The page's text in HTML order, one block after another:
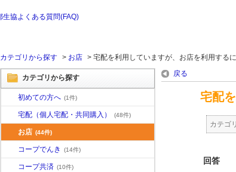
カテゴリから探す > お店 > 宅配を利用していますが、お店を利用する
カテゴリから探す
初めての方へ (1件)
宅配（個人宅配・共同購入） (48件)
お店 (44件)
コープでんき (14件)
コープ共済 (10件)
戻る
宅配
カテゴ
回答